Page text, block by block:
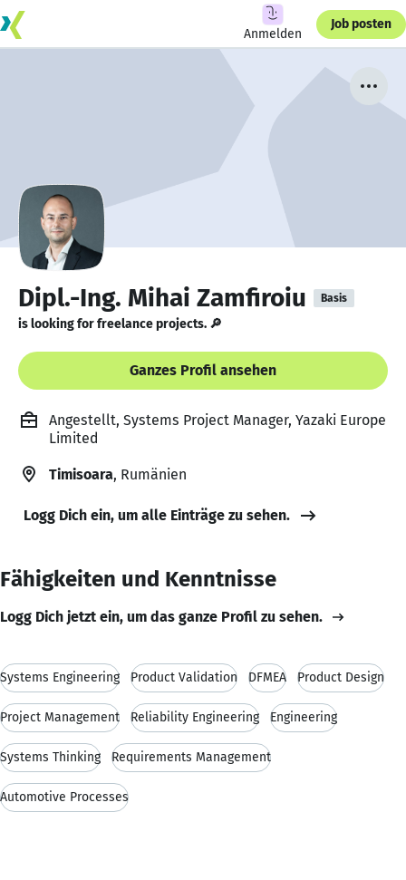
Anmelden
Job posten
Dipl.-Ing. Mihai Zamfiroiu Basis
is looking for freelance projects. 🔎
Ganzes Profil ansehen
Angestellt, Systems Project Manager, Yazaki Europe
Limited
Timisoara, Rumänien
Logg Dich ein, um alle Einträge zu sehen.
Fähigkeiten und Kenntnisse
Logg Dich jetzt ein, um das ganze Profil zu sehen.
Systems Engineering Product Validation DFMEA Product Design
Project Management Reliability Engineering Engineering
Systems Thinking Requirements Management
Automotive Processes